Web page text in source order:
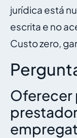
jurídica está
escrita e no
Custo zero,
Oferecer